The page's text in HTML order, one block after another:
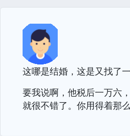
这哪是结婚，这是又找了
要我说啊，他税后一万六
就很不错了。你用得着那